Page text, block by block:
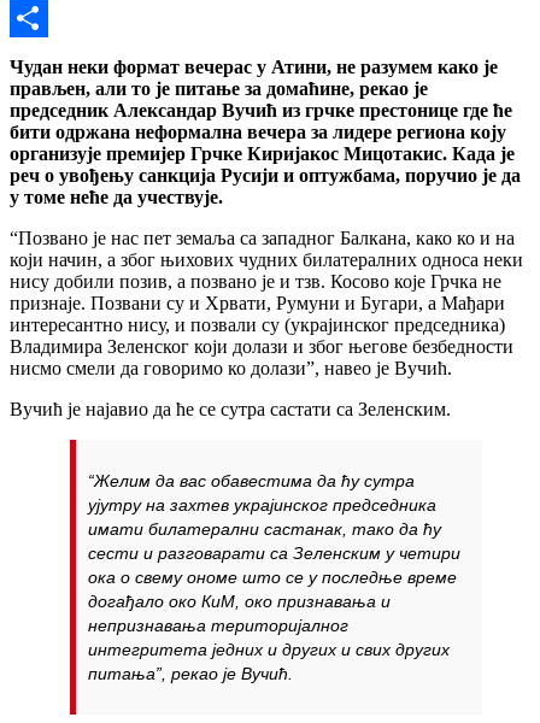
Copy
Link
Share
Чудан неки формат вечерас у Атини, не разумем како је
прављен, али то је питање за домаћине, рекао је
председник Александар Вучић из грчке престонице где ће
бити одржана неформална вечера за лидере региона коју
организује премијер Грчке Киријакос Мицотакис. Када је
реч о увођењу санкција Русији и оптужбама, поручио је да
у томе неће да учествује.
“Позвано је нас пет земаља са западног Балкана, како ко и на
који начин, а због њихових чудних билатералних односа неки
нису добили позив, а позвано је и тзв. Косово које Грчка не
признаје. Позвани су и Хрвати, Румуни и Бугари, а Мађари
интересантно нису, и позвали су (украјинског председника)
Владимира Зеленског који долази и због његове безбедности
нисмо смели да говоримо ко долази”, навео је Вучић.
Вучић је најавио да ће се сутра састати са Зеленским.
“Желим да вас обавестима да ћу сутра
ујутру на захтев украјинског председника
имати билатерални састанак, тако да ћу
сести и разговарати са Зеленским у четири
ока о свему ономе што се у последње време
догађало око КиМ, око признавања и
непризнавања територијалног
интегритета једних и других и свих других
питања”, рекао је Вучић.